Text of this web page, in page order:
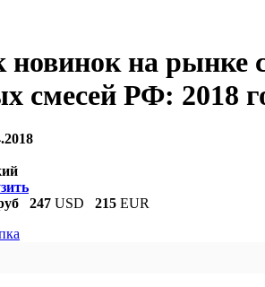
на рынке
смесей РФ: 2018
247 USD 215 EUR